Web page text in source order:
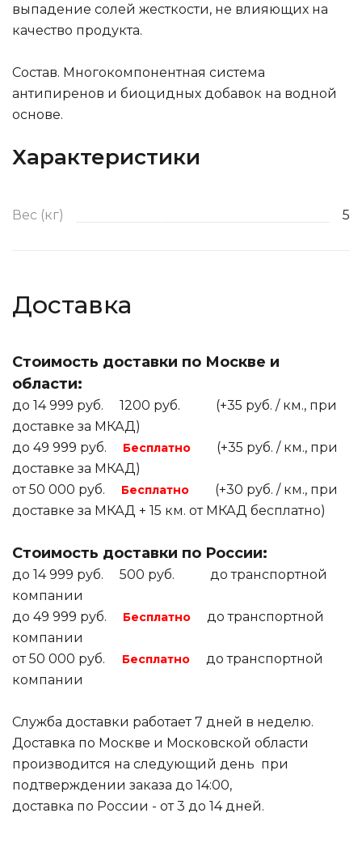
выпадение солей жесткости, не влияющих на
качество продукта.
Состав. Многокомпонентная система
антипиренов и биоцидных добавок на водной
основе.
Характеристики
Вес (кг) 5
Доставка
Стоимость доставки по Москве и
области:
до 14 999 руб. 1200 руб. (+35 руб. / км., при
доставке за МКАД)
до 49 999 руб.
Бесплатно
(+35 руб. / км., при
доставке за МКАД)
от 50 000 руб.
Бесплатно
(+30 руб. / км., при
доставке за МКАД + 15 км. от МКАД бесплатно)
Стоимость доставки по России:
до 14 999 руб. 500 руб. до транспортной
компании
до 49 999 руб.
Бесплатно
до транспортной
компании
от 50 000 руб.
Бесплатно
до транспортной
компании
Служба доставки работает 7 дней в неделю.
Доставка по Москве и Московской области
производится на следующий день при
подтверждении заказа до 14:00,
доставка по России - от 3 до 14 дней.